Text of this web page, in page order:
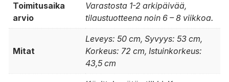
Toimitusaika
arvio
Varastosta 1-2 arkipäivää,
tilaustuotteena noin 6 – 8 viikkoa.
Mitat
Leveys: 50 cm, Syvyys: 53 cm,
Korkeus: 72 cm, Istuinkorkeus:
43,5 cm